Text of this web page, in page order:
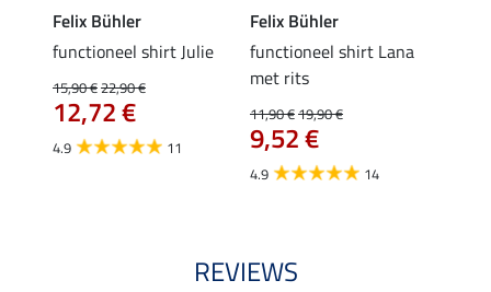
Felix Bühler
functioneel shirt Julie
15,90 €22,90 €
12,72 €
4.9 11
Felix Bühler
functioneel shirt Lana
met rits
11,90 €19,90 €
9,52 €
4.9 14
REVIEWS